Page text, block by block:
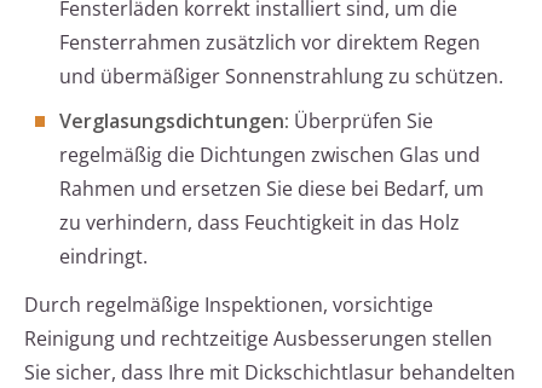
Fensterläden korrekt installiert sind, um die
Fensterrahmen zusätzlich vor direktem Regen
und übermäßiger Sonnenstrahlung zu schützen.
Verglasungsdichtungen: Überprüfen Sie
regelmäßig die Dichtungen zwischen Glas und
Rahmen und ersetzen Sie diese bei Bedarf, um
zu verhindern, dass Feuchtigkeit in das Holz
eindringt.
Durch regelmäßige Inspektionen, vorsichtige
Reinigung und rechtzeitige Ausbesserungen stellen
Sie sicher, dass Ihre mit Dickschichtlasur behandelten